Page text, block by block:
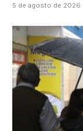
5 de agosto de 2026